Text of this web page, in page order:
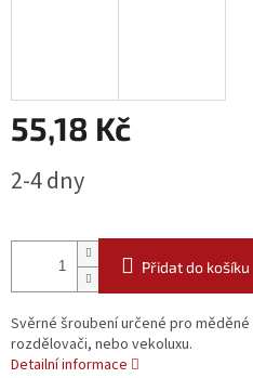
55,18 Kč
cena:
2-4 dny
Přidat do košíku
Svěrné šroubení určené pro
rozdělovači, nebo vekoluxu.
Detailní informace